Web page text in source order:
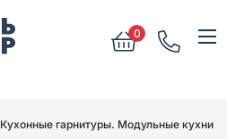
0
Кухонные гарнитуры. Модульные кухни